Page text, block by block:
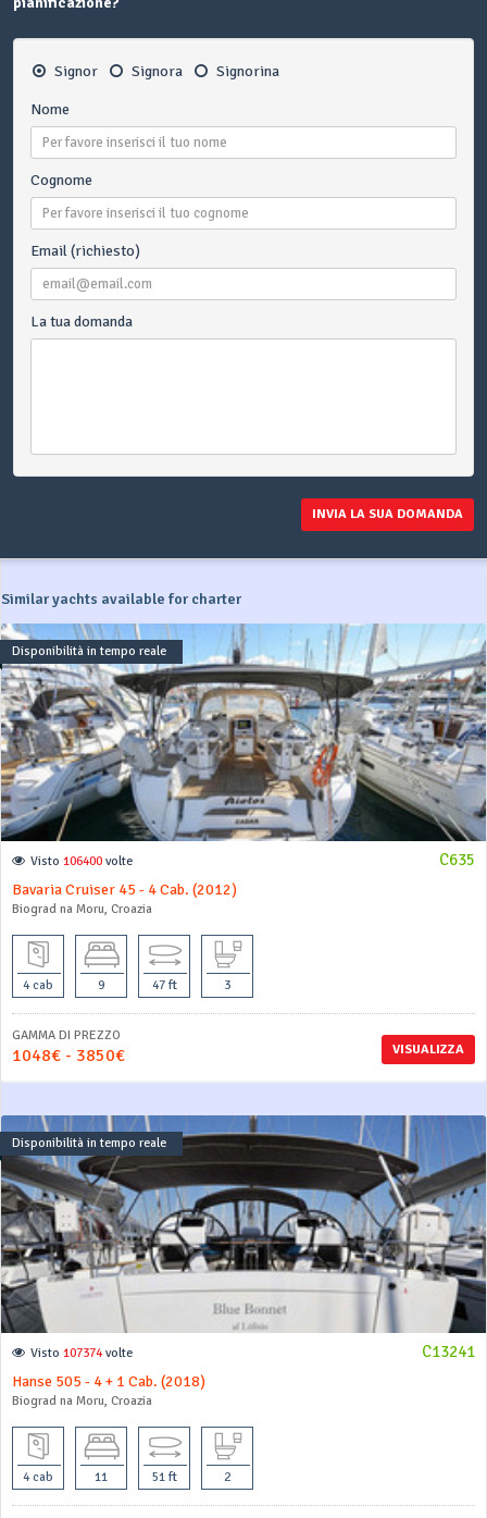
Signor Signora Signorina
Nome
Cognome
Email (richiesto)
La tua domanda
INVIA LA SUA DOMANDA
Similar yachts available for charter
Disponibilità in tempo reale
C635
Visto 106400 volte
Bavaria Cruiser 45 - 4 Cab. (2012)
Biograd na Moru, Croazia
4 cab 9 47 ft 3
VISUALIZZA
GAMMA DI PREZZO
1048€ - 3850€
Disponibilità in tempo reale
C13241
Visto 107374volte
Hanse 505 - 4 + 1 Cab. (2018)
Biograd na Moru, Croazia
4 cab 11 51 ft 2